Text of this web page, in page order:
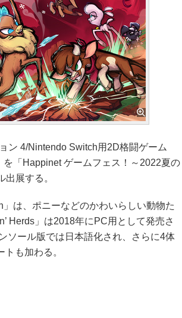
4/Nintendo Switch用2D格闘ゲーム
を「Happinet ゲームフェス！～2022夏の
展する。
は、ポニーなどのかわいらしい動物た
Herds」は2018年にPC用として発売さ
ソール版では日本語化され、さらに4体
も加わる。